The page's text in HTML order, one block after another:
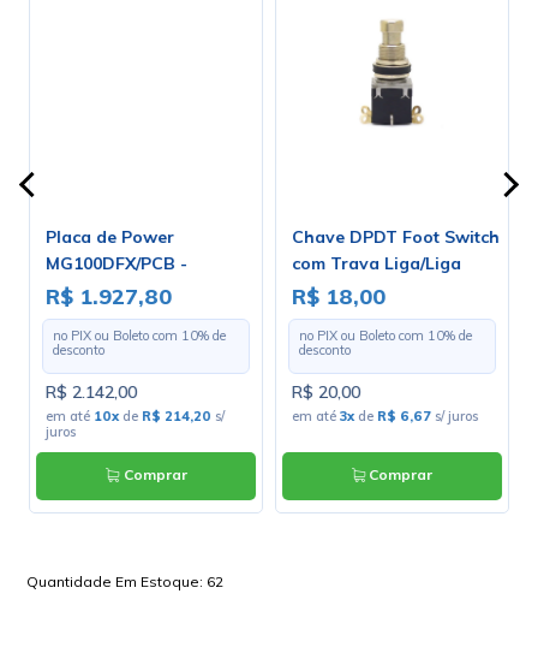
Placa de Power
MG100DFX/PCB -
Marshall
R$ 1.927,80
no PIX ou Boleto com 10% de
desconto
R$ 2.142,00
em até 10xde R$ 214,20 s/
juros
Comprar
Chave DPDT Foot Switch
com Trava Liga/Liga
para Solda Fio - PBS-24-
202
R$ 18,00
no PIX ou Boleto com 10% de
desconto
R$ 20,00
em até 3xde R$ 6,67s/ juros
Comprar
Quantidade Em Estoque: 62